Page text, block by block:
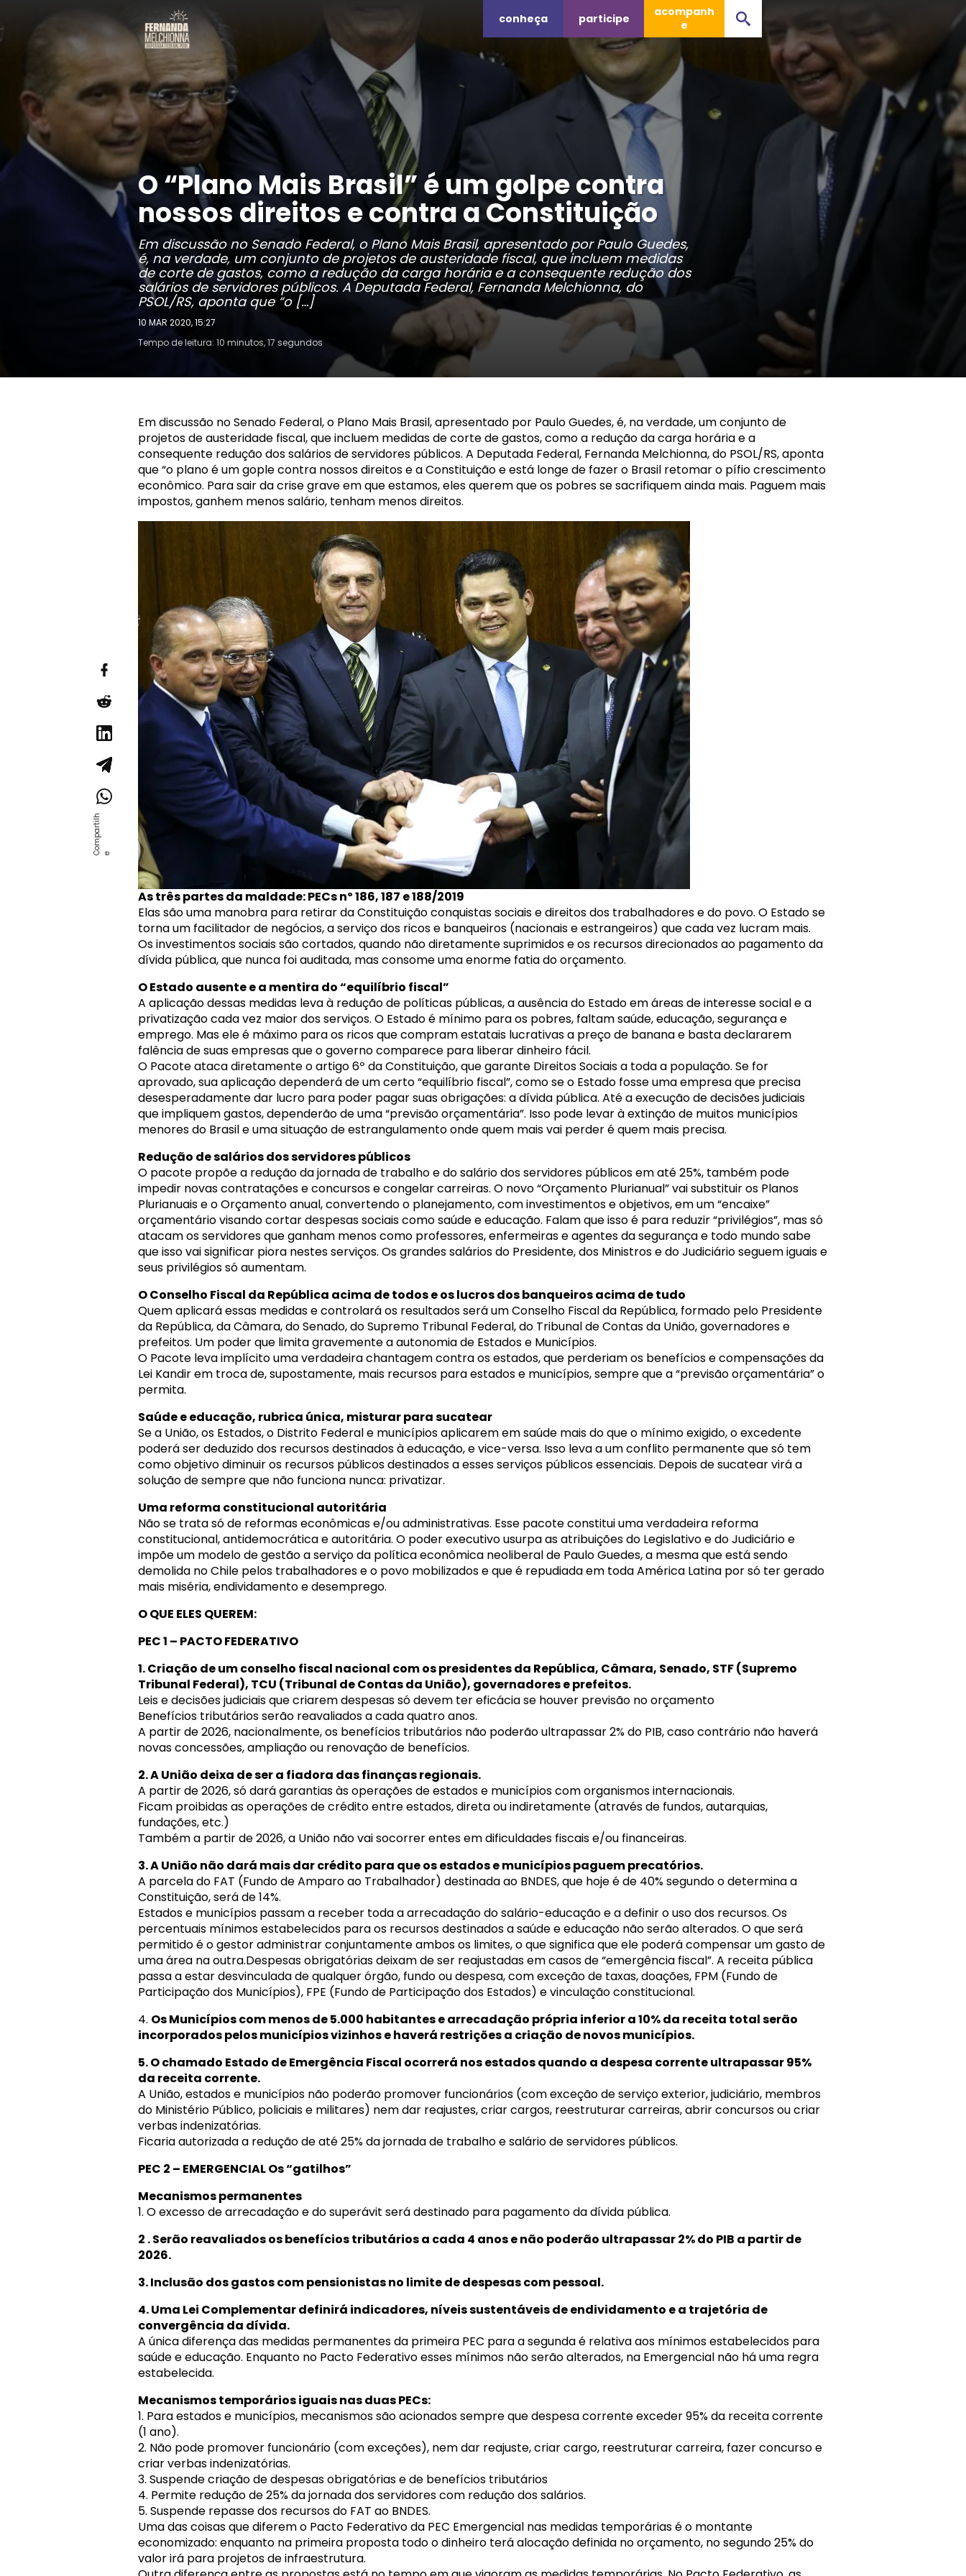
conheça participe
acompanh
e
O “Plano Mais Brasil” é um golpe contra
nossos direitos e contra a Constituição
Em discussão no Senado Federal, o Plano Mais Brasil, apresentado por Paulo Guedes,
é, na verdade, um conjunto de projetos de austeridade fiscal, que incluem medidas
de corte de gastos, como a redução da carga horária e a consequente redução dos
salários de servidores públicos. A Deputada Federal, Fernanda Melchionna, do
PSOL/RS, aponta que “o […]
10 MAR 2020, 15:27
Tempo de leitura: 10 minutos, 17 segundos
Em discussão no Senado Federal, o Plano Mais Brasil, apresentado por Paulo Guedes, é, na verdade, um conjunto de
projetos de austeridade fiscal, que incluem medidas de corte de gastos, como a redução da carga horária e a
consequente redução dos salários de servidores públicos. A Deputada Federal, Fernanda Melchionna, do PSOL/RS, aponta
que “o plano é um gople contra nossos direitos e a Constituição e está longe de fazer o Brasil retomar o pífio crescimento
econômico. Para sair da crise grave em que estamos, eles querem que os pobres se sacrifiquem ainda mais. Paguem mais
impostos, ganhem menos salário, tenham menos direitos.
As três partes da maldade: PECs nº 186, 187 e 188/2019
Elas são uma manobra para retirar da Constituição conquistas sociais e direitos dos trabalhadores e do povo. O Estado se
torna um facilitador de negócios, a serviço dos ricos e banqueiros (nacionais e estrangeiros) que cada vez lucram mais.
Os investimentos sociais são cortados, quando não diretamente suprimidos e os recursos direcionados ao pagamento da
dívida pública, que nunca foi auditada, mas consome uma enorme fatia do orçamento.
O Estado ausente e a mentira do “equilíbrio fiscal”
A aplicação dessas medidas leva à redução de políticas públicas, a ausência do Estado em áreas de interesse social e a
privatização cada vez maior dos serviços. O Estado é mínimo para os pobres, faltam saúde, educação, segurança e
emprego. Mas ele é máximo para os ricos que compram estatais lucrativas a preço de banana e basta declararem
falência de suas empresas que o governo comparece para liberar dinheiro fácil.
O Pacote ataca diretamente o artigo 6º da Constituição, que garante Direitos Sociais a toda a população. Se for
aprovado, sua aplicação dependerá de um certo “equilíbrio fiscal”, como se o Estado fosse uma empresa que precisa
desesperadamente dar lucro para poder pagar suas obrigações: a dívida pública. Até a execução de decisões judiciais
que impliquem gastos, dependerão de uma “previsão orçamentária”. Isso pode levar à extinção de muitos municípios
menores do Brasil e uma situação de estrangulamento onde quem mais vai perder é quem mais precisa.
Redução de salários dos servidores públicos
O pacote propõe a redução da jornada de trabalho e do salário dos servidores públicos em até 25%, também pode
impedir novas contratações e concursos e congelar carreiras. O novo “Orçamento Plurianual” vai substituir os Planos
Plurianuais e o Orçamento anual, convertendo o planejamento, com investimentos e objetivos, em um “encaixe”
orçamentário visando cortar despesas sociais como saúde e educação. Falam que isso é para reduzir “privilégios”, mas só
atacam os servidores que ganham menos como professores, enfermeiras e agentes da segurança e todo mundo sabe
que isso vai significar piora nestes serviços. Os grandes salários do Presidente, dos Ministros e do Judiciário seguem iguais e
seus privilégios só aumentam.
O Conselho Fiscal da República acima de todos e os lucros dos banqueiros acima de tudo
Quem aplicará essas medidas e controlará os resultados será um Conselho Fiscal da República, formado pelo Presidente
da República, da Câmara, do Senado, do Supremo Tribunal Federal, do Tribunal de Contas da União, governadores e
prefeitos. Um poder que limita gravemente a autonomia de Estados e Municípios.
O Pacote leva implícito uma verdadeira chantagem contra os estados, que perderiam os benefícios e compensações da
Lei Kandir em troca de, supostamente, mais recursos para estados e municípios, sempre que a “previsão orçamentária” o
permita.
Saúde e educação, rubrica única, misturar para sucatear
Se a União, os Estados, o Distrito Federal e municípios aplicarem em saúde mais do que o mínimo exigido, o excedente
poderá ser deduzido dos recursos destinados à educação, e vice-versa. Isso leva a um conflito permanente que só tem
como objetivo diminuir os recursos públicos destinados a esses serviços públicos essenciais. Depois de sucatear virá a
solução de sempre que não funciona nunca: privatizar.
Uma reforma constitucional autoritária
Não se trata só de reformas econômicas e/ou administrativas. Esse pacote constitui uma verdadeira reforma
constitucional, antidemocrática e autoritária. O poder executivo usurpa as atribuições do Legislativo e do Judiciário e
impõe um modelo de gestão a serviço da política econômica neoliberal de Paulo Guedes, a mesma que está sendo
demolida no Chile pelos trabalhadores e o povo mobilizados e que é repudiada em toda América Latina por só ter gerado
mais miséria, endividamento e desemprego.
O QUE ELES QUEREM:
PEC 1 – PACTO FEDERATIVO
1. Criação de um conselho fiscal nacional com os presidentes da República, Câmara, Senado, STF (Supremo
Tribunal Federal), TCU (Tribunal de Contas da União), governadores e prefeitos.
Leis e decisões judiciais que criarem despesas só devem ter eficácia se houver previsão no orçamento
Benefícios tributários serão reavaliados a cada quatro anos.
A partir de 2026, nacionalmente, os benefícios tributários não poderão ultrapassar 2% do PIB, caso contrário não haverá
novas concessões, ampliação ou renovação de benefícios.
2. A União deixa de ser a fiadora das finanças regionais.
A partir de 2026, só dará garantias às operações de estados e municípios com organismos internacionais.
Ficam proibidas as operações de crédito entre estados, direta ou indiretamente (através de fundos, autarquias,
fundações, etc.)
Também a partir de 2026, a União não vai socorrer entes em dificuldades fiscais e/ou financeiras.
3. A União não dará mais dar crédito para que os estados e municípios paguem precatórios.
A parcela do FAT (Fundo de Amparo ao Trabalhador) destinada ao BNDES, que hoje é de 40% segundo o determina a
Constituição, será de 14%.
Estados e municípios passam a receber toda a arrecadação do salário-educação e a definir o uso dos recursos. Os
percentuais mínimos estabelecidos para os recursos destinados a saúde e educação não serão alterados. O que será
permitido é o gestor administrar conjuntamente ambos os limites, o que significa que ele poderá compensar um gasto de
uma área na outra.Despesas obrigatórias deixam de ser reajustadas em casos de “emergência fiscal”. A receita pública
passa a estar desvinculada de qualquer órgão, fundo ou despesa, com exceção de taxas, doações, FPM (Fundo de
Participação dos Municípios), FPE (Fundo de Participação dos Estados) e vinculação constitucional.
4. Os Municípios com menos de 5.000 habitantes e arrecadação própria inferior a 10% da receita total serão
incorporados pelos municípios vizinhos e haverá restrições a criação de novos municípios.
5. O chamado Estado de Emergência Fiscal ocorrerá nos estados quando a despesa corrente ultrapassar 95%
da receita corrente.
A União, estados e municípios não poderão promover funcionários (com exceção de serviço exterior, judiciário, membros
do Ministério Público, policiais e militares) nem dar reajustes, criar cargos, reestruturar carreiras, abrir concursos ou criar
verbas indenizatórias.
Ficaria autorizada a redução de até 25% da jornada de trabalho e salário de servidores públicos.
PEC 2 – EMERGENCIAL Os “gatilhos”
Mecanismos permanentes
1. O excesso de arrecadação e do superávit será destinado para pagamento da dívida pública.
2 . Serão reavaliados os benefícios tributários a cada 4 anos e não poderão ultrapassar 2% do PIB a partir de
2026.
3. Inclusão dos gastos com pensionistas no limite de despesas com pessoal.
4. Uma Lei Complementar definirá indicadores, níveis sustentáveis de endividamento e a trajetória de
convergência da dívida.
A única diferença das medidas permanentes da primeira PEC para a segunda é relativa aos mínimos estabelecidos para
saúde e educação. Enquanto no Pacto Federativo esses mínimos não serão alterados, na Emergencial não há uma regra
estabelecida.
Mecanismos temporários iguais nas duas PECs:
1. Para estados e municípios, mecanismos são acionados sempre que despesa corrente exceder 95% da receita corrente
(1 ano).
2. Não pode promover funcionário (com exceções), nem dar reajuste, criar cargo, reestruturar carreira, fazer concurso e
criar verbas indenizatórias.
3. Suspende criação de despesas obrigatórias e de benefícios tributários
4. Permite redução de 25% da jornada dos servidores com redução dos salários.
5. Suspende repasse dos recursos do FAT ao BNDES.
Uma das coisas que diferem o Pacto Federativo da PEC Emergencial nas medidas temporárias é o montante
economizado: enquanto na primeira proposta todo o dinheiro terá alocação definida no orçamento, no segundo 25% do
valor irá para projetos de infraestrutura.